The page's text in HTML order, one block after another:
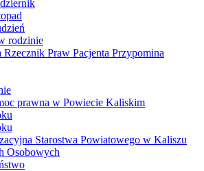
rodzinie
Rzecznik Praw Pacjenta Przypomina
prawna w Powiecie Kaliskim
Starostwa Powiatowego w Kaliszu
Osobowych